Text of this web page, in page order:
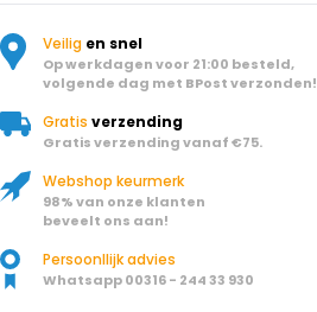
Veilig en snel
Op werkdagen voor 21:00 besteld,
volgende dag met BPost verzonden!
Gratis verzending
Gratis verzending vanaf €75.
Webshop keurmerk
98% van onze klanten
beveelt ons aan!
Persoonllijk advies
Whatsapp 00316 - 244 33 930